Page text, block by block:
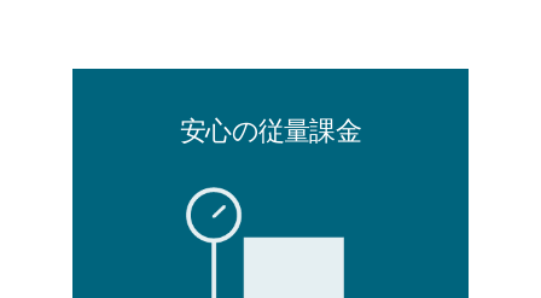
安心の従量課金